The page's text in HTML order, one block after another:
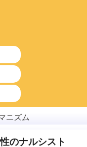
ニズム
のナルシスト